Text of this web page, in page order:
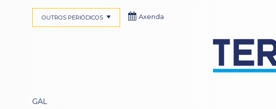
GAL
OUTROS PERIÓDICOS Axenda